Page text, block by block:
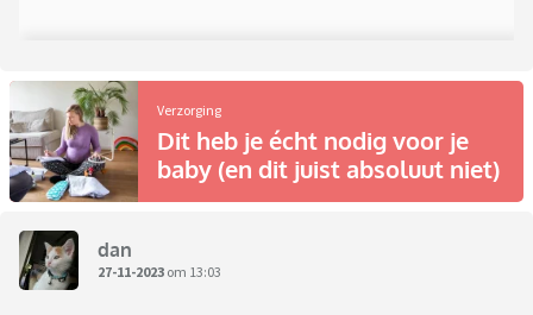
Verzorging
Dit heb je écht nodig voor je
baby (en dit juist absoluut niet)
dan
27-11-2023 om 13:03